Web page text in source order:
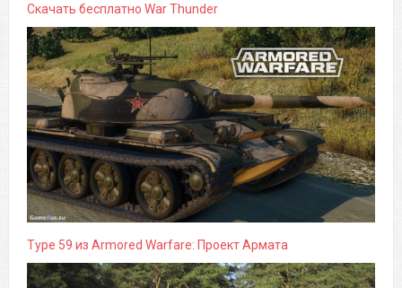
Скачать бесплатно War Thunder
Type 59 из Armored Warfare: Проект Армата